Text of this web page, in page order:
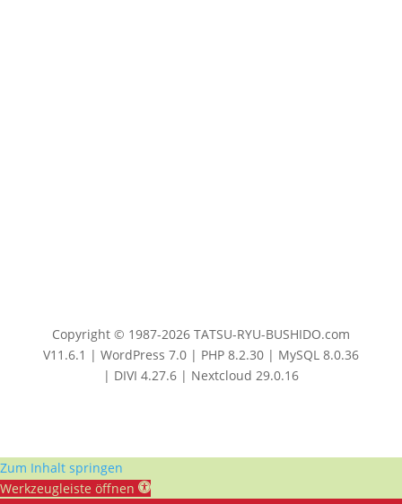
Copyright © 1987-2026 TATSU-RYU-BUSHIDO.com
V11.6.1 | WordPress 7.0 | PHP 8.2.30 | MySQL 8.0.36
| DIVI 4.27.6 | Nextcloud 29.0.16
Zum Inhalt springen
Werkzeugleiste öffnen